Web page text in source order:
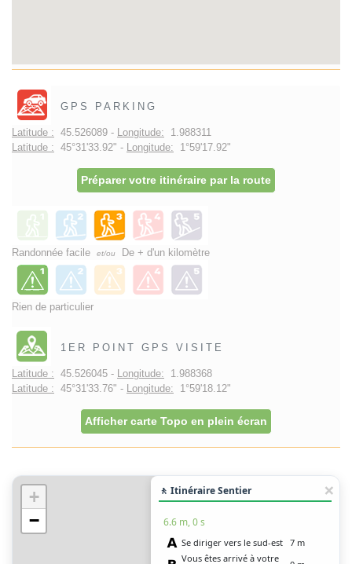
GPS PARKING
Latitude : 45.526089 - Longitude: 1.988311
Latitude : 45°31'33.92" - Longitude: 1°59'17.92"
Préparer votre itinéraire par la route
Randonnée facile et/ou De + d'un kilomètre
Rien de particulier
1ER POINT GPS VISITE
Latitude : 45.526045 - Longitude: 1.988368
Latitude : 45°31'33.76" - Longitude: 1°59'18.12"
Afficher carte Topo en plein écran
+
−
🚶 Itinéraire Sentier
6.6 m, 0 s
Se diriger vers le sud-est 7 m
Vous êtes arrivé à votre